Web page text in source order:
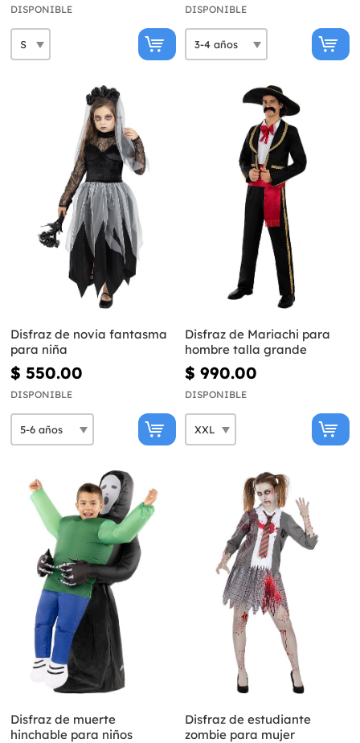
DISPONIBLE DISPONIBLE
Disfraz de novia fantasma
para niña
$ 550.00
DISPONIBLE
Disfraz de Mariachi para
hombre talla grande
$ 990.00
DISPONIBLE
Disfraz de muerte
hinchable para niños
Disfraz de estudiante
zombie para mujer